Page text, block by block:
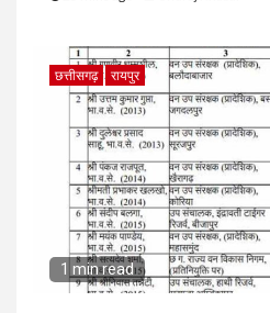
छत्तीसगढ़ रायपुर
1 min read